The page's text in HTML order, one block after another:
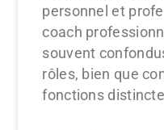
personnel et
coach
souvent
rôles, bien que
fonctions